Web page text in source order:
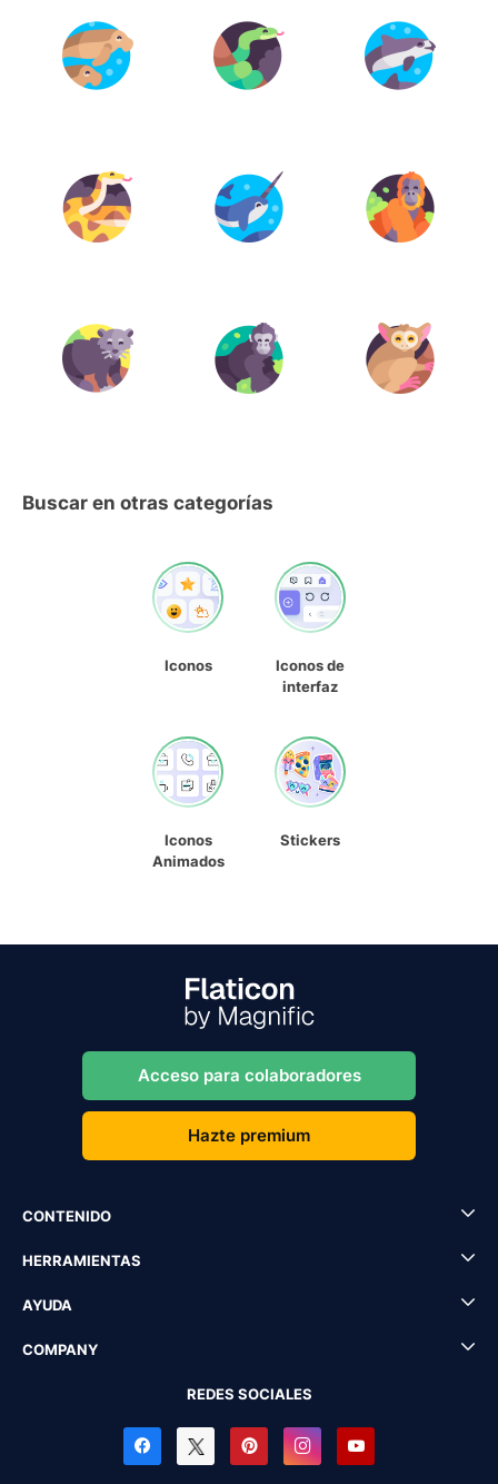
Buscar en otras categorías
Iconos
Iconos de
interfaz
Iconos
Animados
Stickers
Acceso para colaboradores
Hazte premium
CONTENIDO
HERRAMIENTAS
AYUDA
COMPANY
REDES SOCIALES